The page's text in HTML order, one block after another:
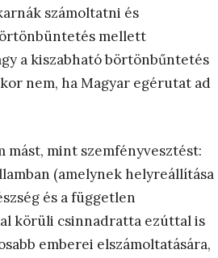
számoltatni és
mellett
a kiszabható börtönbűntetés
nem, ha Magyar egérutat ad
mást, mint szemfényvesztést:
(amelynek helyreállítása
és a független
körüli csinnadratta ezúttal is
emberei elszámoltatására,